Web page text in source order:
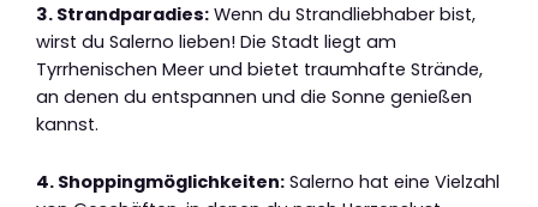
3. Strandparadies: Wenn du Strandliebhaber bist,
wirst du Salerno lieben! Die Stadt liegt am
Tyrrhenischen Meer und bietet traumhafte Strände,
an denen du entspannen und die Sonne genießen
kannst.
4. Shoppingmöglichkeiten: Salerno hat eine Vielzahl